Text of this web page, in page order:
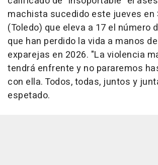
machista sucedido este jueves en
(Toledo) que eleva a 17 el número
que han perdido la vida a manos
exparejas en 2026. "La violencia
tendrá enfrente y no pararemos
con ella. Todos, todas, juntos y
espetado.